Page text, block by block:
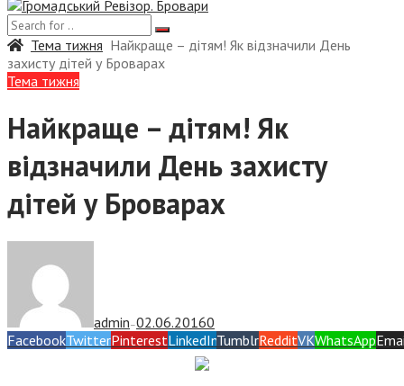
Тема тижня Найкраще – дітям! Як відзначили День
захисту дітей у Броварах
Тема тижня
Найкраще – дітям! Як
відзначили День захисту
дітей у Броварах
admin —02.06.20160
FacebookTwitterPinterestLinkedInTumblrRedditVKWhatsApp